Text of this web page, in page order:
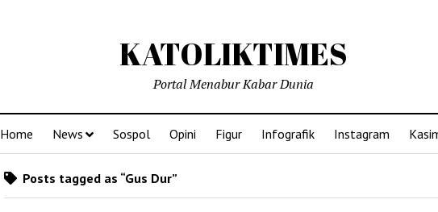
KATOLIKTIMES
Portal Menabur Kabar Dunia
Home News Sospol Opini Figur Infografik Instagram
Posts tagged as “Gus Dur”